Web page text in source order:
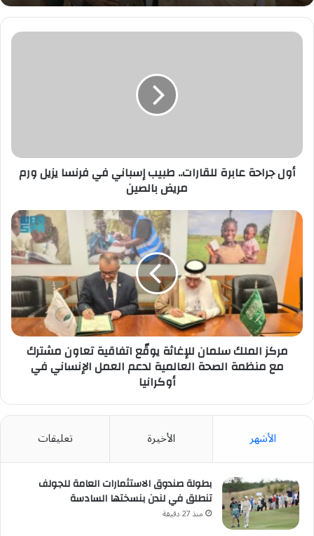
أول
يزيل
ورم
مريض
أول جراحة عابرة للقارات.. طبيب إسباني في فرنسا يزيل ورم
مريض بالصين
مركز
الملك
سلمان
للإغاثة
يوقّع
اتفاقية
تعاون
مشترك
مع
منظمة
الصحة
العمل
الإنساني
مركز الملك سلمان للإغاثة يوقّع اتفاقية تعاون مشترك
مع منظمة الصحة العالمية لدعم العمل الإنساني في
أوكرانيا
الأشهر الأخيرة تعليقات
بطولة صندوق الاستثمارات العامة للجولف
تنطلق في لندن بنسختها السادسة
منذ 27 دقيقة